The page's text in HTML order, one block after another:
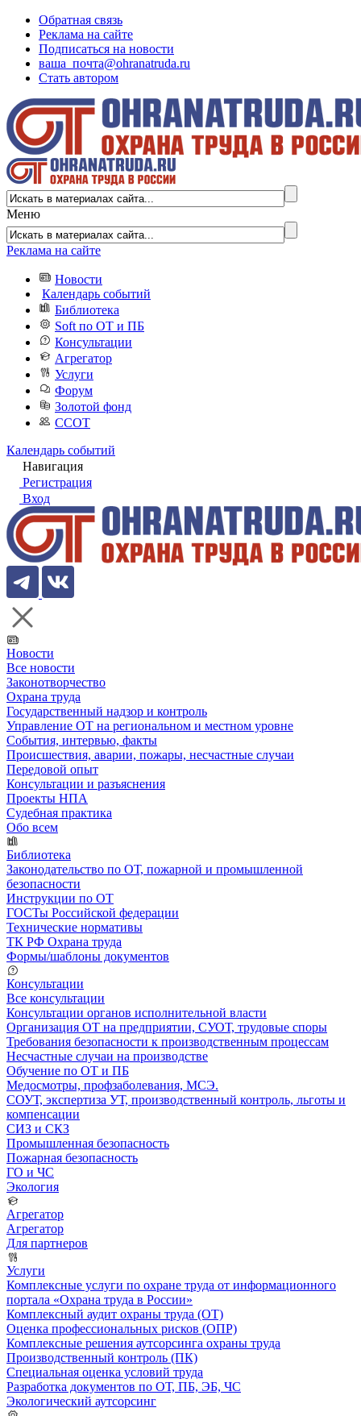
Обратная связь
Реклама на сайте
Подписаться на новости
ваша_почта@ohranatruda.ru
Стать автором
Меню
Реклама на сайте
Новости
Календарь событий
Библиотека
Soft по ОТ и ПБ
Консультации
Агрегатор
Услуги
Форум
Золотой фонд
ССОТ
Календарь событий
Навигация
Регистрация
Вход
Новости
Все новости
Законотворчество
Охрана труда
Государственный надзор и контроль
Управление ОТ на региональном и местном уровне
События, интервью, факты
Происшествия, аварии, пожары, несчастные случаи
Передовой опыт
Консультации и разъяснения
Проекты НПА
Судебная практика
Обо всем
Библиотека
Законодательство по ОТ, пожарной и промышленной
безопасности
Инструкции по ОТ
ГОСТы Российской федерации
Технические нормативы
ТК РФ Охрана труда
Формы/шаблоны документов
Консультации
Все консультации
Консультации органов исполнительной власти
Организация ОТ на предприятии, СУОТ, трудовые споры
Требования безопасности к производственным процессам
Несчастные случаи на производстве
Обучение по ОТ и ПБ
Медосмотры, профзаболевания, МСЭ.
СОУТ, экспертиза УТ, производственный контроль, льготы и
компенсации
СИЗ и СКЗ
Промышленная безопасность
Пожарная безопасность
ГО и ЧС
Экология
Агрегатор
Агрегатор
Для партнеров
Услуги
Комплексные услуги по охране труда от информационного
портала «Охрана труда в России»
Комплексный аудит охраны труда (ОТ)
Оценка профессиональных рисков (ОПР)
Комплексные решения аутсорсинга охраны труда
Производственный контроль (ПК)
Специальная оценка условий труда
Разработка документов по ОТ, ПБ, ЭБ, ЧС
Экологический аутсорсинг